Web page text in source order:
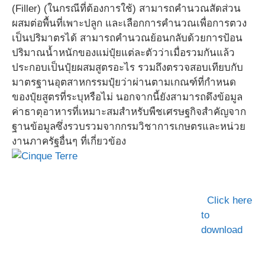
(Filler) (ในกรณีที่ต้องการใช้) สามารถคำนวณสัดส่วน
ผสมต่อพื้นที่เพาะปลูก และเลือกการคำนวณเพื่อการตวง
เป็นปริมาตรได้ สามารถคำนวณย้อนกลับด้วยการป้อน
ปริมาณน้ำหนักของแม่ปุ๋ยแต่ละตัวว่าเมื่อรวมกันแล้ว
ประกอบเป็นปุ๋ยผสมสูตรอะไร รวมถึงตรวจสอบเทียบกับ
มาตรฐานอุตสาหกรรมปุ๋ยว่าผ่านตามเกณฑ์ที่กำหนด
ของปุ๋ยสูตรที่ระบุหรือไม่ นอกจากนี้ยังสามารถดึงข้อมูล
ค่าธาตุอาหารที่เหมาะสมสำหรับพืชเศรษฐกิจสำคัญจาก
ฐานข้อมูลซึ่งรวบรวมจากกรมวิชาการเกษตรและหน่วย
งานภาครัฐอื่นๆ ที่เกี่ยวข้อง
Click here
to
download